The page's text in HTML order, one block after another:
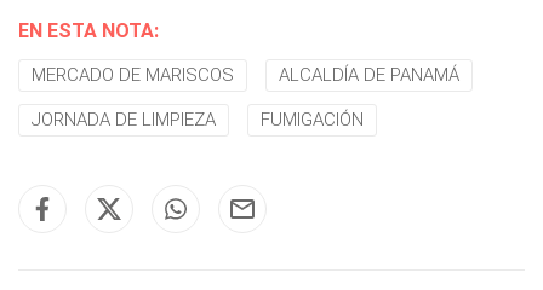
EN ESTA NOTA:
MERCADO DE MARISCOS ALCALDÍA DE PANAMÁ
JORNADA DE LIMPIEZA FUMIGACIÓN